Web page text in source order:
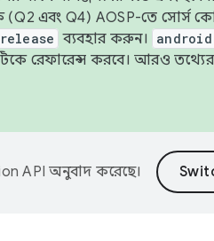
(Q2 এবং Q4) AOSP-তে সোর্স
ব্যবহার করুন।
রেফারেন্স করবে। আরও
API অনুবাদ করেছে।